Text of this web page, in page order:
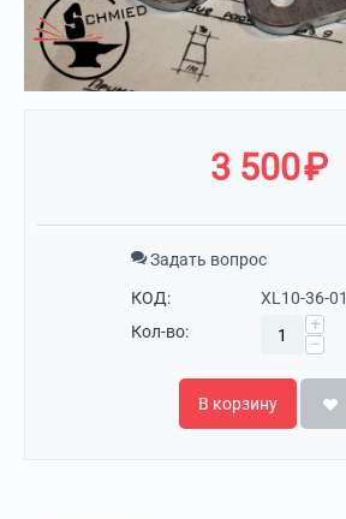
3 500₽
Задать вопрос
КОД:
XL10-36-01
Кол-во:
+
−
В корзину